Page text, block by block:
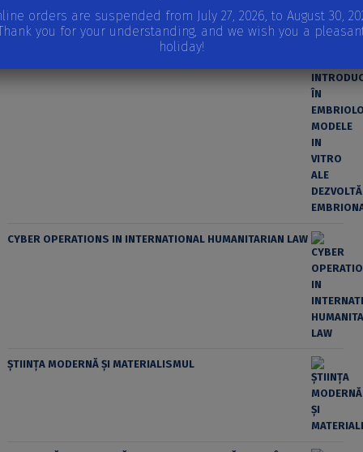
CYBER OPERATIONS IN INTERNATIONAL HUMANITARIAN LAW
ȘTIINȚA MODERNĂ ȘI MATERIALISMUL
orders are suspended from July 27, 2026, to August 30,
you for your understanding, and we wish you a
holiday!